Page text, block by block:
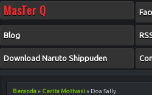
MasTer Q
Blog
Download Naruto Shippuden
Beranda» Cerita Motivasi» Doa Sally